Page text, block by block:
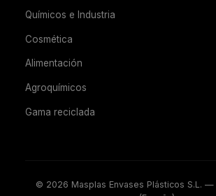
Químicos e Industria
Cosmética
Alimentación
Agroquímicos
Gama reciclada
© 2026 Masplas Envases Plásticos S.L. —